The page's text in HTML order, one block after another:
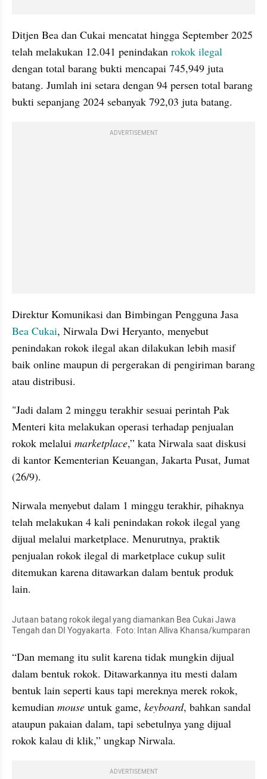
Ditjen Bea dan Cukai mencatat hingga September 2025
telah melakukan 12.041 penindakan rokok ilegal
dengan total barang bukti mencapai 745,949 juta
batang. Jumlah ini setara dengan 94 persen total barang
bukti sepanjang 2024 sebanyak 792,03 juta batang.
ADVERTISEMENT
Bea Cukai, Nirwala Dwi Heryanto, menyebut
penindakan rokok ilegal akan dilakukan lebih masif
baik online maupun di pergerakan di pengiriman barang
atau distribusi.
"Jadi dalam 2 minggu terakhir sesuai perintah Pak
Menteri kita melakukan operasi terhadap penjualan
rokok melalui marketplace,” kata Nirwala saat diskusi
di kantor Kementerian Keuangan, Jakarta Pusat, Jumat
(26/9).
Nirwala menyebut dalam 1 minggu terakhir, pihaknya
telah melakukan 4 kali penindakan rokok ilegal yang
dijual melalui marketplace. Menurutnya, praktik
penjualan rokok ilegal di marketplace cukup sulit
ditemukan karena ditawarkan dalam bentuk produk
lain.
Jutaan batang rokok ilegal yang diamankan Bea Cukai Jawa
Tengah dan DI Yogyakarta.  Foto: Intan Alliva Khansa/kumparan
“Dan memang itu sulit karena tidak mungkin dijual
dalam bentuk rokok. Ditawarkannya itu mesti dalam
bentuk lain seperti kaus tapi mereknya merek rokok,
kemudian mouse untuk game, keyboard, bahkan sandal
ataupun pakaian dalam, tapi sebetulnya yang dijual
rokok kalau di klik,” ungkap Nirwala.
ADVERTISEMENT